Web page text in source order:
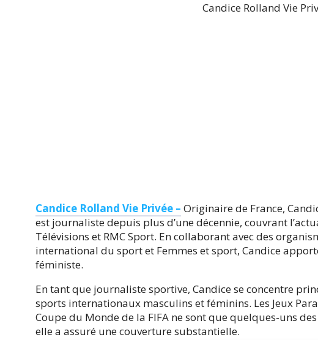
Candice Rolland Vie
Candice Rolland Vie Privée – Originaire de France,
est journaliste depuis plus d’une décennie, couvrant
Télévisions et RMC Sport. En collaborant avec des
international du sport et Femmes et sport, Candice
féministe.
En tant que journaliste sportive, Candice se concentre
sports internationaux masculins et féminins. Les Jeux
Coupe du Monde de la FIFA ne sont que quelques-uns
elle a assuré une couverture substantielle.